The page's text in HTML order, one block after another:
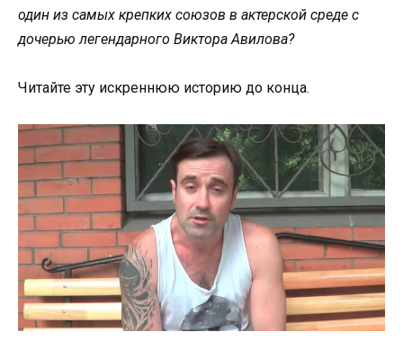
один из самых крепких союзов в актерской среде с
дочерью легендарного Виктора Авилова?
Читайте эту искреннюю историю до конца.